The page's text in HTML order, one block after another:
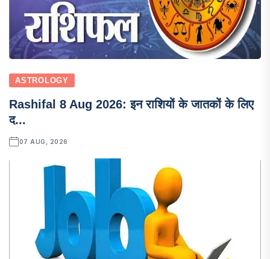
ASTROLOGY
Rashifal 8 Aug 2026: इन राशियों के जातकों के लिए
द...
07 AUG, 2026